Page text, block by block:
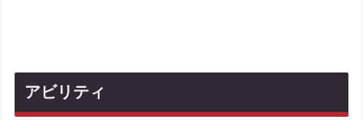
アビリティ